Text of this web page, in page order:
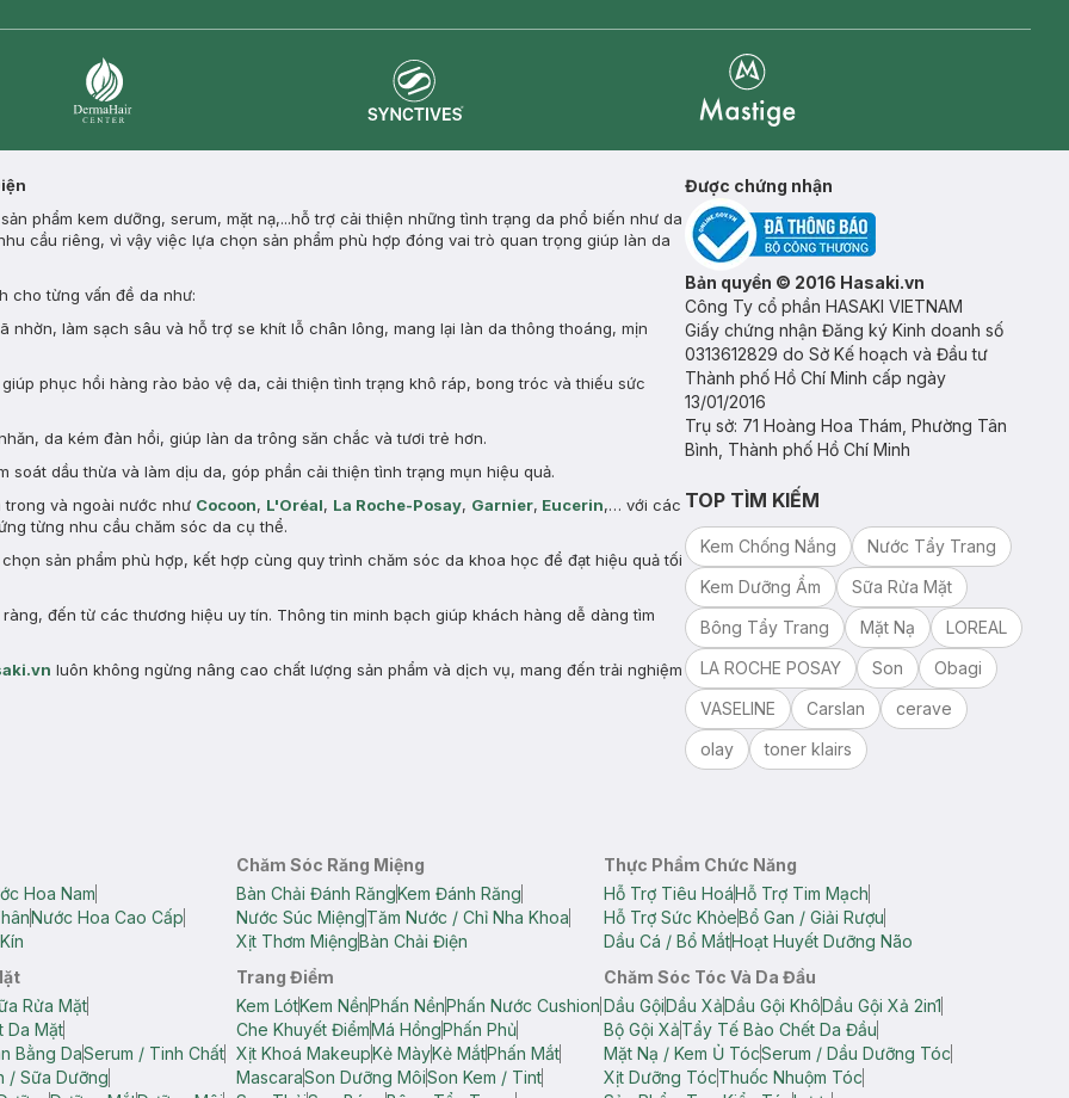
phẩm kem dưỡng, serum, mặt nạ,...hỗ trợ cải thiện những tình trạng da phổ biến như da
cầu riêng, vì vậy việc lựa chọn sản phẩm phù hợp đóng vai trò quan trọng giúp làn da
cho từng vấn đề da như:
nhờn, làm sạch sâu và hỗ trợ se khít lỗ chân lông, mang lại làn da thông thoáng, mịn
phục hồi hàng rào bảo vệ da, cải thiện tình trạng khô ráp, bong tróc và thiếu sức
da kém đàn hồi, giúp làn da trông săn chắc và tươi trẻ hơn.
soát dầu thừa và làm dịu da, góp phần cải thiện tình trạng mụn hiệu quả.
và ngoài nước như Cocoon, L'Oréal, La Roche-Posay, Garnier, Eucerin,… với các
từng nhu cầu chăm sóc da cụ thể.
sản phẩm phù hợp, kết hợp cùng quy trình chăm sóc da khoa học để đạt hiệu quả tối
đến từ các thương hiệu uy tín. Thông tin minh bạch giúp khách hàng dễ dàng tìm
luôn không ngừng nâng cao chất lượng sản phẩm và dịch vụ, mang đến trải nghiệm
Được chứng nhận
Bản quyền © 2016 Hasaki.vn
Công Ty cổ phần HASAKI VIETNAM
Giấy chứng nhận Đăng ký Kinh doanh số
0313612829 do Sở Kế hoạch và Đầu tư
Thành phố Hồ Chí Minh cấp ngày
13/01/2016
Trụ sở: 71 Hoàng Hoa Thám, Phường Tân
Bình, Thành phố Hồ Chí Minh
TOP TÌM KIẾM
Kem Chống Nắng
Nước Tẩy Trang
Kem Dưỡng Ẩm
Sữa Rửa Mặt
Bông Tẩy Trang
Mặt Nạ
LOREAL
LA ROCHE POSAY
Son
Obagi
VASELINE
Carslan
cerave
olay
toner klairs
Hoa Nam
Nước Hoa Cao Cấp
Chăm Sóc Răng Miệng
Bàn Chải Đánh RăngKem Đánh Răng
Nước Súc MiệngTăm Nước / Chỉ Nha Khoa
Xịt Thơm MiệngBàn Chải Điện
Thực Phẩm Chức Năng
Hỗ Trợ Tiêu HoáHỗ Trợ Tim Mạch
Hỗ Trợ Sức KhỏeBổ Gan / Giải Rượu
Dầu Cá / Bổ MắtHoạt Huyết Dưỡng Não
Rửa Mặt
Da Mặt
Bằng DaSerum / Tinh Chất
/ Sữa Dưỡng
Trang Điểm
Kem LótKem NềnPhấn NềnPhấn Nước Cushion
Che Khuyết ĐiểmMá HồngPhấn Phủ
Xịt Khoá MakeupKẻ MàyKẻ MắtPhấn Mắt
MascaraSon Dưỡng MôiSon Kem / Tint
Chăm Sóc Tóc Và Da Đầu
Dầu GộiDầu XảDầu Gội KhôDầu Gội Xả 2in1
Bộ Gội XảTẩy Tế Bào Chết Da Đầu
Mặt Nạ / Kem Ủ TócSerum / Dầu Dưỡng Tóc
Xịt Dưỡng TócThuốc Nhuộm Tóc